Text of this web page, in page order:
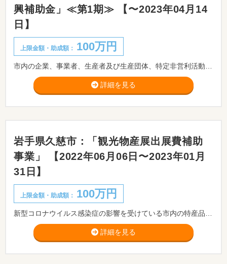
興補助金」≪第1期≫ 【〜2023年04月14
日】
上限金額・助成額： 100万円
詳細を見る
岩手県久慈市：「観光物産展出展費補助
事業」 【2022年06月06日〜2023年01月
31日】
上限金額・助成額： 100万円
詳細を見る